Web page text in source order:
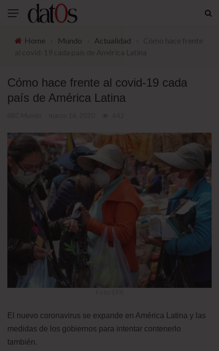
Home Mundo Actualidad
Cómo hace frente al covid-19 cada
país de América Latina
El nuevo coronavirus se expande en América Latina y las
medidas de los gobiernos para intentar contenerlo
también.